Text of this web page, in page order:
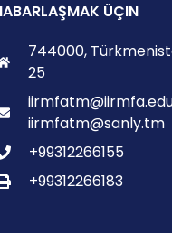
ÜÇIN
744000,
25
iirmfatm@sanly.tm
+99312266155
+99312266183